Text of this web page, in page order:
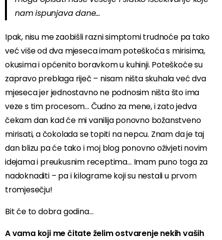
nam ispunjava dane…
Ipak, nisu me zaobišli razni simptomi trudnoće pa tako
već više od dva mjeseca imam poteškoća s mirisima,
okusima i općenito boravkom u kuhinji. Poteškoće su
zapravo preblaga riječ – nisam ništa skuhala već dva
mjeseca jer jednostavno ne podnosim ništa što ima
veze s tim procesom… Čudno za mene, i zato jedva
čekam dan kad će mi vanilija ponovno božanstveno
mirisati, a čokolada se topiti na nepcu. Znam da je taj
dan blizu pa će tako i moj blog ponovno oživjeti novim
idejama i preukusnim receptima… Imam puno toga za
nadoknaditi – pa i kilograme koji su nestali u prvom
tromjesečju!
Bit će to dobra godina…
A vama koji me čitate želim ostvarenje nekih vaših